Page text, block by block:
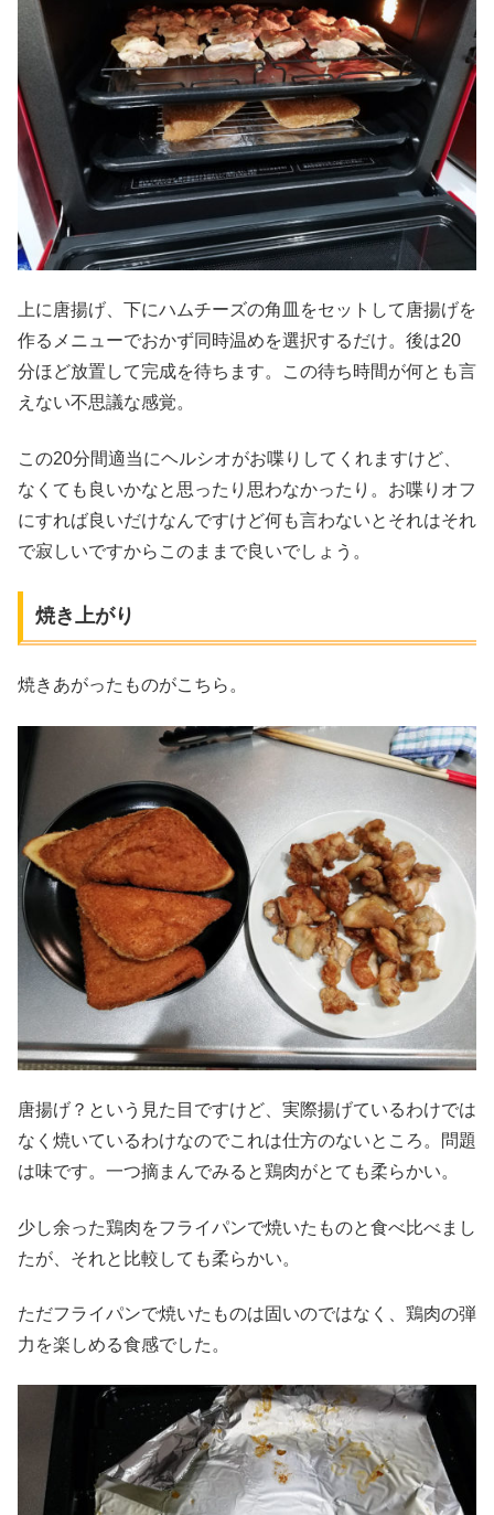
上に唐揚げ、下にハムチーズの角皿をセットして唐揚げを
作るメニューでおかず同時温めを選択するだけ。後は20
分ほど放置して完成を待ちます。この待ち時間が何とも言
えない不思議な感覚。
この20分間適当にヘルシオがお喋りしてくれますけど、
なくても良いかなと思ったり思わなかったり。お喋りオフ
にすれば良いだけなんですけど何も言わないとそれはそれ
で寂しいですからこのままで良いでしょう。
焼き上がり
焼きあがったものがこちら。
唐揚げ？という見た目ですけど、実際揚げているわけでは
なく焼いているわけなのでこれは仕方のないところ。問題
は味です。一つ摘まんでみると鶏肉がとても柔らかい。
少し余った鶏肉をフライパンで焼いたものと食べ比べまし
たが、それと比較しても柔らかい。
ただフライパンで焼いたものは固いのではなく、鶏肉の弾
力を楽しめる食感でした。